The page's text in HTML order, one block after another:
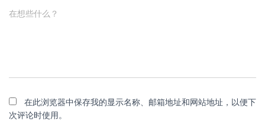
在想些什么？
在此浏览器中保存我的显示名称、邮箱地址和网站地址，以便下
次评论时使用。